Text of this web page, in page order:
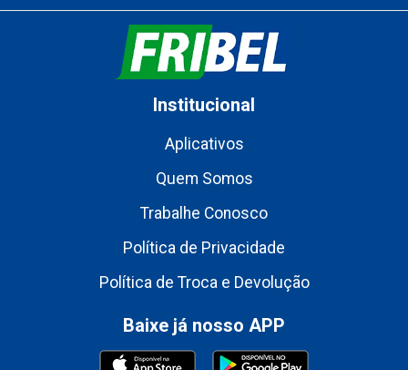
Institucional
Aplicativos
Quem Somos
Trabalhe Conosco
Política de Privacidade
Política de Troca e Devolução
Baixe já nosso APP